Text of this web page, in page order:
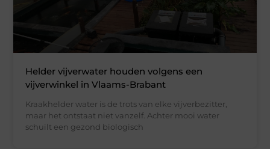
Helder vijverwater houden volgens een
vijverwinkel in Vlaams-Brabant
Kraakhelder water is de trots van elke vijverbezitter,
maar het ontstaat niet vanzelf. Achter mooi water
schuilt een gezond biologisch